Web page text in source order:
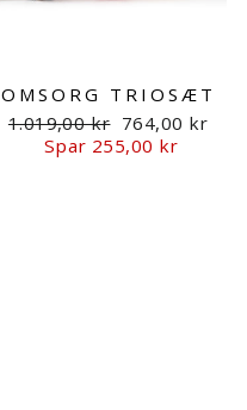
OMSORG TRIOSÆT
Normalpris
1.019,00 kr Udsalgspris
764,00 kr
Spar 255,00 kr